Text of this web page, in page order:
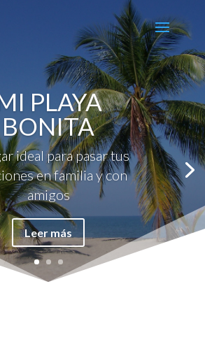
PLAYA
BONITA
ideal para pasar tus
en familia y con
amigos
Leer más